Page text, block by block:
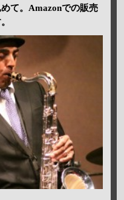
て。Amazonでの販売